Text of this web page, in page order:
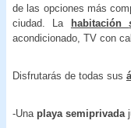
de las opciones más
ciudad. La
habitación
acondicionado, TV con
Disfrutarás de todas sus
-Una playa semiprivada